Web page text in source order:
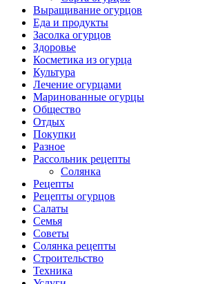
Выращивание огурцов
Еда и продукты
Засолка огурцов
Здоровье
Косметика из огурца
Культура
Лечение огурцами
Маринованные огурцы
Общество
Отдых
Покупки
Разное
Рассольник рецепты
Солянка
Рецепты
Рецепты огурцов
Салаты
Семья
Советы
Солянка рецепты
Строительство
Техника